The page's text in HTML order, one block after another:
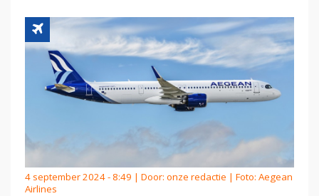
4 september 2024 - 8:49 | Door: onze redactie | Foto: Aegean
Airlines